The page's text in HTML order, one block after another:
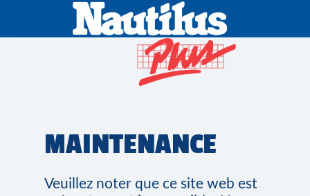
MAINTENANCE
Veuillez noter que ce site web est